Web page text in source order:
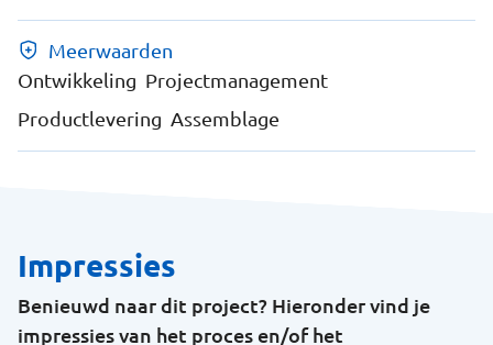
Meerwaarden
Ontwikkeling Projectmanagement
Productlevering Assemblage
Impressies
Benieuwd naar dit project? Hieronder vind je
impressies van het proces en/of het